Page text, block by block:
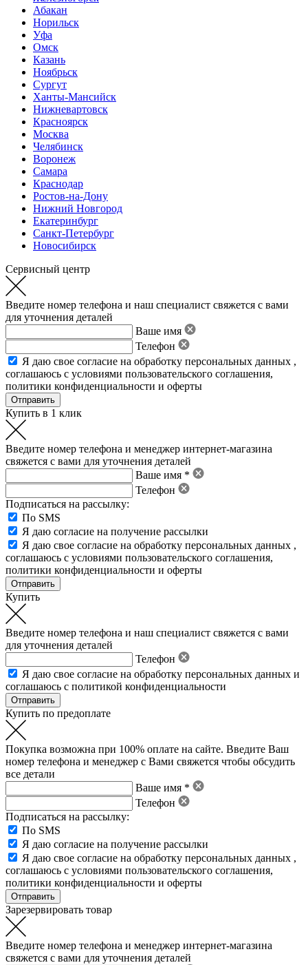
Абакан
Норильск
Уфа
Омск
Казань
Ноябрьск
Сургут
Ханты-Мансийск
Нижневартовск
Красноярск
Москва
Челябинск
Воронеж
Самара
Краснодар
Ростов-на-Дону
Нижний Новгород
Екатеринбург
Санкт-Петербург
Новосибирск
Сервисный центр
Введите номер телефона и наш специалист свяжется с вами
для уточнения деталей
Ваше имя
Телефон
Я даю свое согласие на обработку персональных данных ,
соглашаюсь с условиями пользовательского соглашения,
политики конфиденциальности и оферты
Купить в 1 клик
Введите номер телефона и менеджер интернет-магазина
свяжется с вами для уточнения деталей
Ваше имя *
Телефон
Подписаться на рассылку:
По SMS
Я даю согласие на получение рассылки
Я даю свое согласие на обработку персональных данных ,
соглашаюсь с условиями пользовательского соглашения,
политики конфиденциальности и оферты
Купить
Введите номер телефона и наш специалист свяжется с вами
для уточнения деталей
Телефон
Я даю свое согласие на обработку персональных данных и
соглашаюсь с политикой конфиденциальности
Купить по предоплате
Покупка возможна при 100% оплате на сайте. Введите Ваш
номер телефона и менеджер с Вами свяжется чтобы обсудить
все детали
Ваше имя *
Телефон
Подписаться на рассылку:
По SMS
Я даю согласие на получение рассылки
Я даю свое согласие на обработку персональных данных ,
соглашаюсь с условиями пользовательского соглашения,
политики конфиденциальности и оферты
Зарезервировать товар
Введите номер телефона и менеджер интернет-магазина
свяжется с вами для уточнения деталей